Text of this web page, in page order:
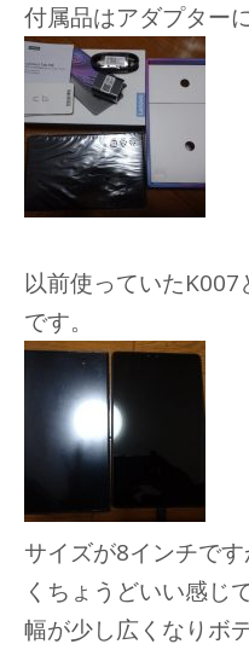
付属品はアダプター
以前使っていた
です。
サイズが8インチで
くちょうどいい感じで
幅が少し広くなりボ